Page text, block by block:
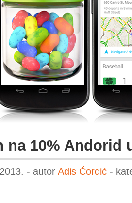
na 10% Andorid
- autor Adis Ćordić -